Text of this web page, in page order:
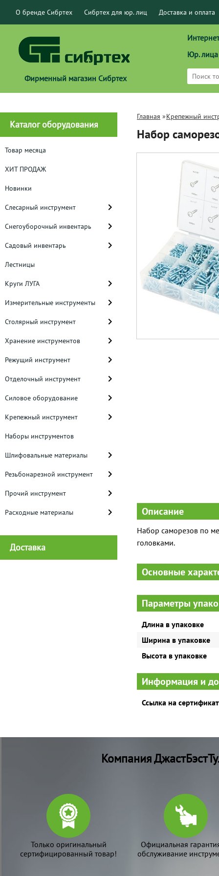
О бренде Сибртех Сибртех для юр. лиц Доставка и оплата
Фирменный магазин Сибртех
Юр. лица
Каталог оборудования
Товар месяца
ХИТ ПРОДАЖ
Новинки
Слесарный инструмент
Снегоуборочный инвентарь
Садовый инвентарь
Лестницы
Круги ЛУГА
Измерительные инструменты
Столярный инструмент
Хранение инструментов
Режущий инструмент
Отделочный инструмент
Силовое оборудование
Крепежный инструмент
Наборы инструментов
Шлифовальные материалы
Резьбонарезной инструмент
Прочий инструмент
Расходные материалы
Доставка
Главная »Крепежный
Набор
Описание
Набор саморезов по
головками.
Основные
Параметры
Длина в упаковке
Ширина в упаковке
Высота в упаковке
Информация и
Ссылка на сертификат
Компания
Только оригинальный
сертифицированный товар!
Официальная
обслуживание